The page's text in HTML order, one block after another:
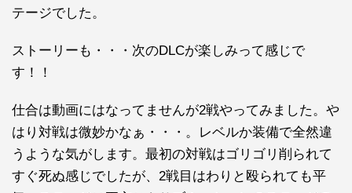
テージでした。
ストーリーも・・・次のDLCが楽しみって感じで
す！！
仕合は動画にはなってませんが2戦やってみました。や
はり対戦は微妙かなぁ・・・。レベルか装備で全然違
うような気がします。最初の対戦はゴリゴリ削られて
すぐ死ぬ感じでしたが、2戦目はわりと殴られても平